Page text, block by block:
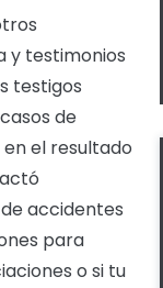
y testimonios
testigos
de
el resultado
accidentes
para
o si tu